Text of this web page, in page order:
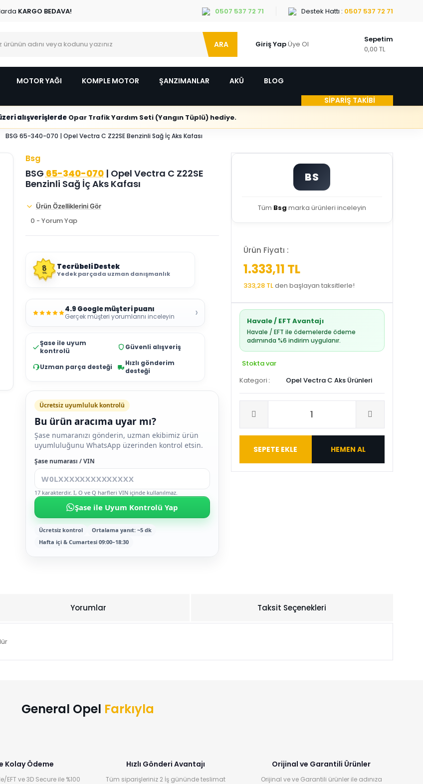
KARGO BEDAVA! 0507 537 72 71 Destek Hattı : 0507 537 72 71
ARA Giriş YapÜye Ol
Sepetim
0,00 TL
MOTOR YAĞI KOMPLE MOTOR ŞANZIMANLAR AKÜ
BLOG
SİPARİŞ TAKİBİ
alışverişlerdeOpar Trafik Yardım Seti (Yangın Tüplü) hediye.
BSG 65-340-070 | Opel Vectra C Z22SE Benzinli Sağ İç Aks Kafası
Bsg
BSG65-340-070| Opel Vectra C Z22SE
Benzinli Sağ İç Aks Kafası
Ürün Özelliklerini Gör
0 - Yorum Yap
8
YIL
Tecrübeli Destek
Yedek parçada uzman danışmanlık
4.9 Google müşteri puanı
Gerçek müşteri yorumlarını inceleyin ›
Şase ile uyum
kontrolü
Güvenli alışveriş
Uzman parça desteği
Hızlı gönderim
desteği
Ücretsiz uyumluluk kontrolü
Bu ürün aracıma uyar mı?
Şase numaranızı gönderin, uzman ekibimiz ürün
uyumluluğunu WhatsApp üzerinden kontrol etsin.
Şase numarası / VIN
17 karakterdir. I, O ve Q harfleri VIN içinde kullanılmaz.
Şase ile Uyum Kontrolü Yap
Ücretsiz kontrol
Ortalama yanıt: ~5 dk
Hafta içi & Cumartesi 09:00–18:30
BS
Tüm Bsg marka ürünleri inceleyin
Ürün Fiyatı :
1.333,11 TL
333,28 TLden başlayan taksitlerle!
Havale / EFT Avantajı
Havale / EFT ile ödemelerde ödeme
adımında %6 indirim uygulanır.
Stokta var
Kategori
Opel Vectra C Aks Ürünleri
SEPETE EKLE HEMEN AL
Yorumlar Taksit Seçenekleri
General Opel Farkıyla
Kolay Ödeme
EFT ve 3D Secure ile %100
Hızlı Gönderi Avantajı
Tüm siparişleriniz 2 İş gününde teslimat
Orijinal ve Garantili Ürünler
Orijinal ve ve Garantili ürünler ile adınıza